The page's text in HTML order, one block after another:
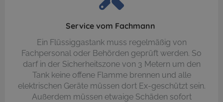
Service vom Fachmann
Ein Flüssiggastank muss regelmäßig von
Fachpersonal oder Behörden geprüft werden. So
darf in der Sicherheitszone von 3 Metern um den
Tank keine offene Flamme brennen und alle
elektrischen Geräte müssen dort Ex-geschützt sein.
Außerdem müssen etwaige Schäden sofort